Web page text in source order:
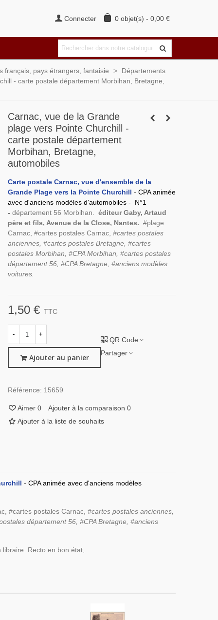
Connecter 0 objet(s) - 0,00 €
français, pays étrangers, fantaisie >
Départements
- carte postale département Morbihan, Bretagne,
Carnac, vue de la Grande
plage vers Pointe Churchill -
carte postale département
Morbihan, Bretagne,
automobiles
Carte postale Carnac, vue d'ensemble de la
Grande Plage vers la Pointe Churchill - CPA animée
avec d'anciens modèles d'automobiles - N°1
- département 56 Morbihan. éditeur Gaby, Artaud
père et fils, Avenue de la Close, Nantes. #plage
Carnac, #cartes postales Carnac, #cartes postales
anciennes, #cartes postales Bretagne, #cartes
postales Morbihan, #CPA Morbihan, #cartes postales
département 56, #CPA Bretagne, #anciens modèles
voitures.
1,50 € TTC
- +
Ajouter au panier
QR Code
Partager
Référence: 15659
Aimer 0 Ajouter à la comparaison 0
Ajouter à la liste de souhaits
- CPA animée avec d'anciens modèles
#cartes postales Carnac, #cartes postales anciennes,
département 56, #CPA Bretagne, #anciens
Recto en bon état,